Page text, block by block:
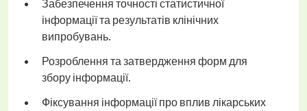
Забезпечення точності статистичної
інформації та результатів клінічних
випробувань.
Розроблення та затвердження форм для
збору інформації.
Фіксування інформації про вплив лікарських